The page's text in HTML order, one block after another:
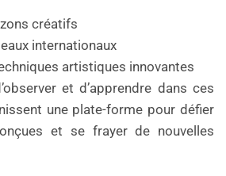
créatifs
internationaux
artistiques innovantes
et d’apprendre dans ces
une plate-forme pour défier
et se frayer de nouvelles